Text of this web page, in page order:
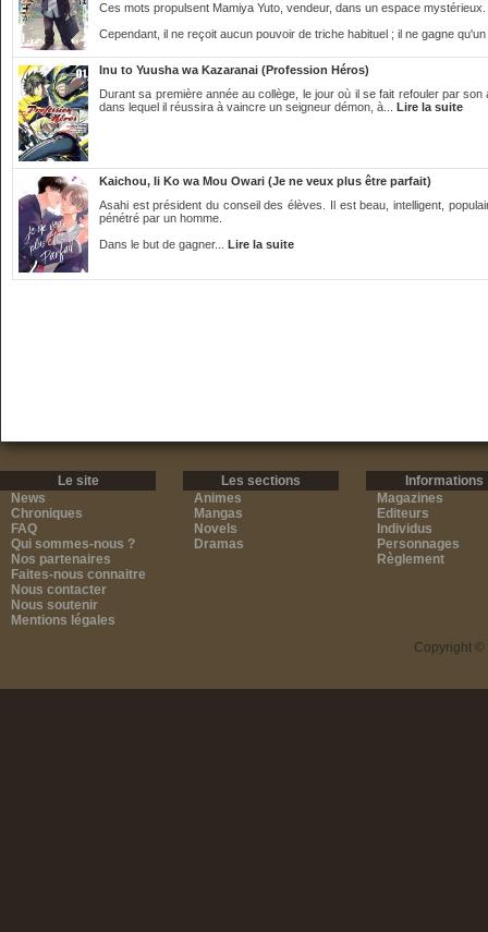
Ces mots propulsent Mamiya Yuto, vendeur, dans un espace mystérieux.
Cependant, il ne reçoit aucun pouvoir de triche habituel ; il ne gagne
Inu to Yuusha wa Kazaranai (Profession Héros)
Durant sa première année au collège, le jour où il se fait refouler par
dans lequel il réussira à vaincre un seigneur démon, à... Lire la suite
Kaichou, Ii Ko wa Mou Owari (Je ne veux plus être parfait)
Asahi est président du conseil des élèves. Il est beau, intelligent,
pénétré par un homme.
Dans le but de gagner... Lire la suite
Le site
News
Chroniques
FAQ
Qui sommes-nous ?
Nos partenaires
Faites-nous connaitre
Nous contacter
Nous soutenir
Mentions légales
Les sections
Animes
Mangas
Novels
Dramas
Informations
Magazines
Editeurs
Individus
Personnages
Règlement
Copyright ©